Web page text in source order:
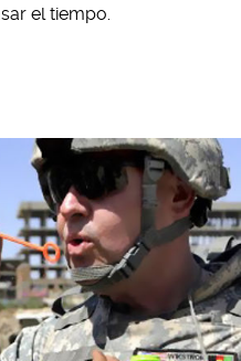
el tiempo.